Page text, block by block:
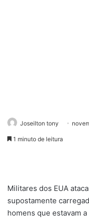
Joseilton tony
1 minuto de leitura
Militares dos EUA
supostamente
homens que estavam